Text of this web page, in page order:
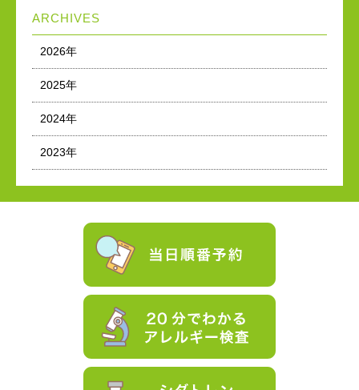
ARCHIVES
2026年
2025年
2024年
2023年